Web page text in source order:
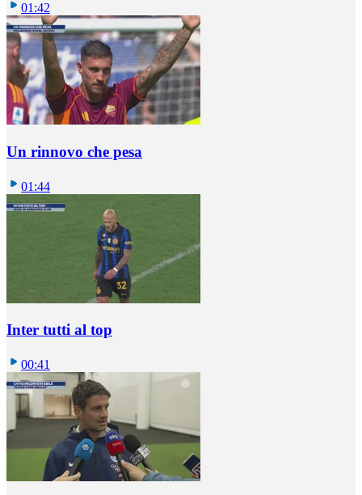
01:42
Un rinnovo che pesa
01:44
Inter tutti al top
00:41